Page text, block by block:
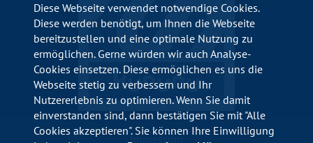
Impressum
Diese Webseite verwendet notwendige Cookies.
Diese werden benötigt, um Ihnen die Webseite
bereitzustellen und eine optimale Nutzung zu
ermöglichen. Gerne würden wir auch Analyse-
Cookies einsetzen. Diese ermöglichen es uns die
Webseite stetig zu verbessern und Ihr
Nutzererlebnis zu optimieren. Wenn Sie damit
einverstanden sind, dann bestätigen Sie mit "Alle
Cookies akzeptieren". Sie können Ihre Einwilligung